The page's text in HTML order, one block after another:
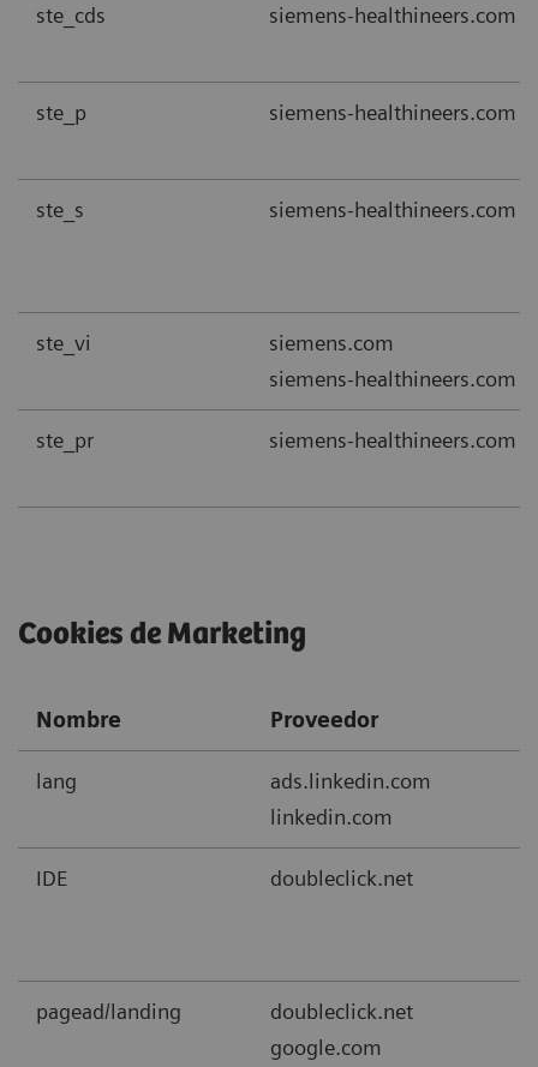
ste_cds siemens-healthineers.com
ste_p siemens-healthineers.com
ste_s siemens-healthineers.com
ste_vi
siemens.com
siemens-healthineers.com
ste_pr siemens-healthineers.com
Cookies de Marketing
Nombre Proveedor
lang
ads.linkedin.com
linkedin.com
IDE doubleclick.net
pagead/landing
doubleclick.net
google.com